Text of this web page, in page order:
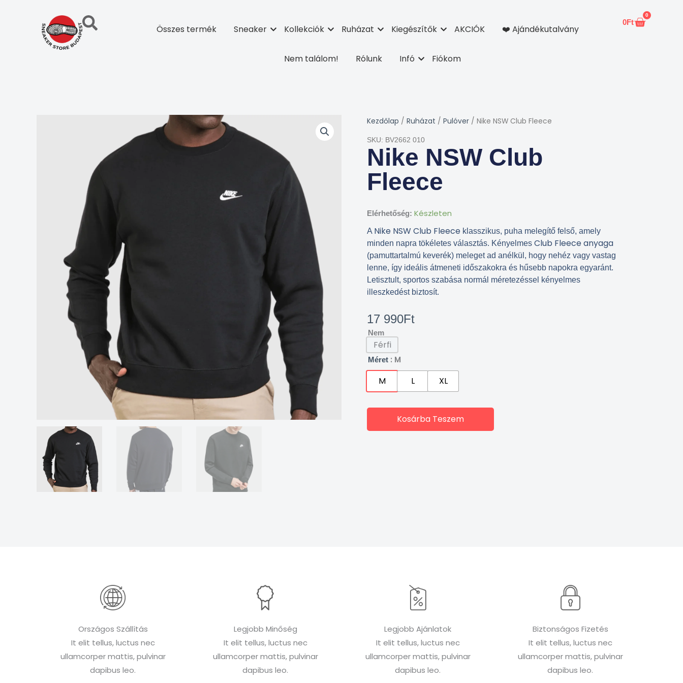
Összes termék Sneaker Kollekciók Ruházat Kiegészítők AKCIÓK ❤️ Ajándékutalvány
Nem találom! Rólunk Infó Fiókom
0Ft
0
Kosár
Kezdőlap / Ruházat / Pulóver / Nike NSW Club Fleece
SKU: BV2662 010
Nike NSW Club
Fleece
Elérhetőség: Készleten
A Nike NSW Club Fleece klasszikus, puha melegítő felső, amely
minden napra tökéletes választás. Kényelmes Club Fleece anyaga
(pamuttartalmú keverék) meleget ad anélkül, hogy nehéz vagy vastag
lenne, így ideális átmeneti időszakokra és hűsebb napokra egyaránt.
Letisztult, sportos szabása normál méretezéssel kényelmes
illeszkedést biztosít.
17 990Ft
Nem
Férfi
Méret : M
M L XL
Kosárba Teszem
Országos Szállítás
It elit tellus, luctus nec
ullamcorper mattis, pulvinar
dapibus leo.
Legjobb Minőség
It elit tellus, luctus nec
ullamcorper mattis, pulvinar
dapibus leo.
Legjobb Ajánlatok
It elit tellus, luctus nec
ullamcorper mattis, pulvinar
dapibus leo.
Biztonságos Fizetés
It elit tellus, luctus nec
ullamcorper mattis, pulvinar
dapibus leo.